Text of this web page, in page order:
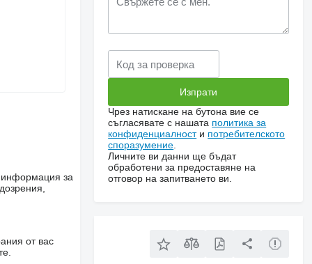
информация за
от вас
Чрез натискане на бутона вие се
съгласявате с нашата политика за
конфиденциалности потребителското
споразумение
Личните ви данни ще бъдат
обработени за предоставяне на
отговор на запитването ви.